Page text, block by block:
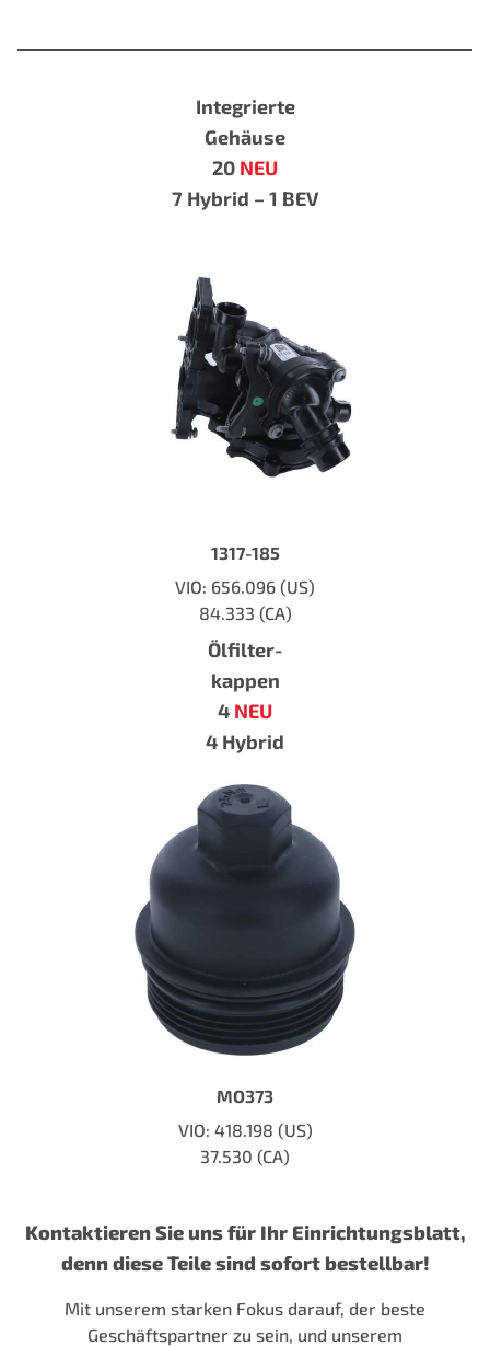
Integrierte
Gehäuse
20 NEU
7 Hybrid – 1 BEV
1317-185
VIO: 656.096 (US)
84.333 (CA)
Ölfilter-
kappen
4 NEU
4 Hybrid
MO373
VIO: 418.198 (US)
37.530 (CA)
Kontaktieren Sie uns für Ihr Einrichtungsblatt,
denn diese Teile sind sofort bestellbar!
Mit unserem starken Fokus darauf, der beste
Geschäftspartner zu sein, und unserem